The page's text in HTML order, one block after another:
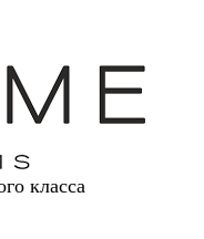
класса